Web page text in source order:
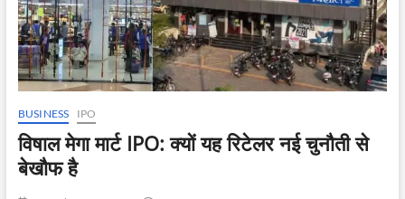
BUSINESS IPO
विषाल मेगा मार्ट IPO: क्यों यह रिटेलर नई चुनौती से
बेखौफ है